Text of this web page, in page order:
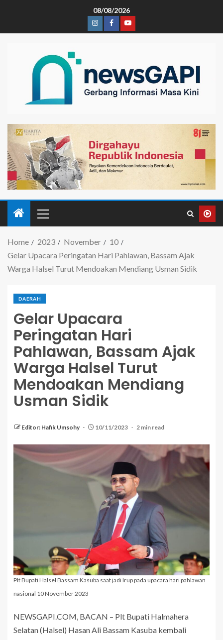
08/08/2026
Home 2023 November
10
Gelar Upacara Peringatan Hari Pahlawan, Bassam Ajak
Warga Halsel Turut Mendoakan Mendiang Usman Sidik
DAERAH
Gelar Upacara
Peringatan Hari
Pahlawan, Bassam Ajak
Warga Halsel Turut
Mendoakan Mendiang
Usman Sidik
Editor: Hafik Umsohy 10/11/2023 2 min read
Plt Bupati Halsel Bassam Kasuba saat jadi Irup pada upacara hari pahlawan
nasional 10 November 2023
NEWSGAPI.COM, BACAN – Plt Bupati Halmahera
Selatan (Halsel) Hasan Ali Bassam Kasuba kembali